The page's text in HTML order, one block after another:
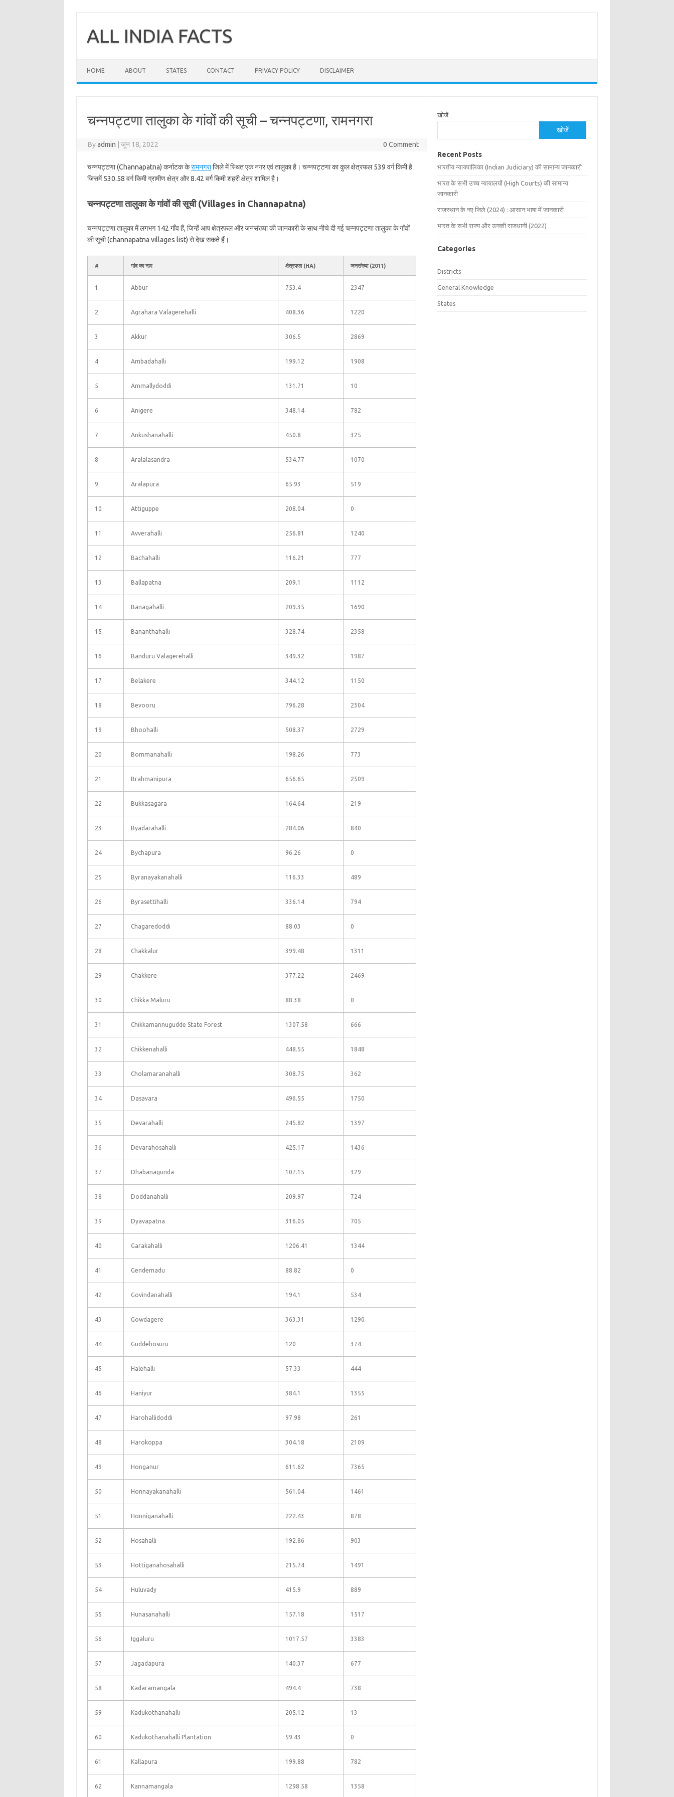
contentALL INDIA FACTS
HOME ABOUT STATES CONTACT PRIVACY POLICY DISCLAIMER
चन्नपट्टणा तालुका के गांवों की सूची – चन्नपट्टणा, रामनगरा
Byadmin जून 18, 2022 0 Comment
चन्नपट्टणा (Channapatna) कर्नाटक केरामनगराजिले में स्थित एक नगर एवं तालुका है। चन्नपट्टणा का कुल क्षेत्रफल 539 वर्ग किमी है
जिसमें 530.58 वर्ग किमी ग्रामीण क्षेत्र और 8.42 वर्ग किमी शहरी क्षेत्र शामिल है।
चन्नपट्टणा तालुका के गांवों की सूची (Villages in Channapatna)
चन्नपट्टणा तालुका में लगभग 142 गाँव हैं, जिन्हें आप क्षेत्रफल और जनसंख्या की जानकारी के साथ नीचे दी गई चन्नपट्टणा तालुका के गाँवों
की सूची (channapatna villages list) से देख सकते हैं।
# गांव का नाम क्षेत्रफल (HA) जनसंख्या (2011)
1 Abbur 753.4 2347
2 Agrahara Valagerehalli 408.36 1220
3 Akkur 306.5 2869
4 Ambadahalli 199.12 1908
5 Ammallydoddi 131.71 10
6 Anigere 348.14 782
7 Ankushanahalli 450.8 325
8 Aralalasandra 534.77 1070
9 Aralapura 65.93 519
10 Attiguppe 208.04 0
11 Avverahalli 256.81 1240
12 Bachahalli 116.21 777
13 Ballapatna 209.1 1112
14 Banagahalli 209.35 1690
15 Bananthahalli 328.74 2358
16 Banduru Valagerehalli 349.32 1987
17 Belakere 344.12 1150
18 Bevooru 796.28 2304
19 Bhoohalli 508.37 2729
20 Bommanahalli 198.26 773
21 Brahmanipura 656.65 2509
22 Bukkasagara 164.64 219
23 Byadarahalli 284.06 840
24 Bychapura 96.26 0
25 Byranayakanahalli 116.33 489
26 Byrasettihalli 336.14 794
27 Chagaredoddi 88.03 0
28 Chakkalur 399.48 1311
29 Chakkere 377.22 2469
30 Chikka Maluru 88.38 0
31 Chikkamannugudde State Forest 1307.58 666
32 Chikkenahalli 448.55 1848
33 Cholamaranahalli 308.75 362
34 Dasavara 496.55 1750
35 Devarahalli 245.82 1397
36 Devarahosahalli 425.17 1436
37 Dhabanagunda 107.15 329
38 Doddanahalli 209.97 724
39 Dyavapatna 316.05 705
40 Garakahalli 1206.41 1344
41 Gendemadu 88.82 0
42 Govindanahalli 194.1 534
43 Gowdagere 363.31 1290
44 Guddehosuru 120 374
45 Halehalli 57.33 444
46 Haniyur 384.1 1355
47 Harohallidoddi 97.98 261
48 Harokoppa 304.18 2109
49 Honganur 611.62 7365
50 Honnayakanahalli 561.04 1461
51 Honniganahalli 222.43 878
52 Hosahalli 192.86 903
53 Hottiganahosahalli 215.74 1491
54 Huluvady 415.9 889
55 Hunasanahalli 157.18 1517
56 Iggaluru 1017.57 3383
57 Jagadapura 140.37 677
58 Kadaramangala 494.4 738
59 Kadukothanahalli 205.12 13
60 Kadukothanahalli Plantation 59.43 0
61 Kallapura 199.88 782
62 Kannamangala 1298.58 1358
खोजें
खोजें
Recent Posts
भारतीय न्यायपालिका (Indian Judiciary) की सामान्य जानकारी
भारत के सभी उच्च न्यायालयों (High Courts) की सामान्य
जानकारी
राजस्थान के नए जिले (2024) : आसान भाषा में जानकारी
भारत के सभी राज्य और उनकी राजधानी (2022)
Categories
Districts
General Knowledge
States